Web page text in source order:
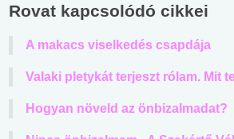
Rovat kapcsolódó cikkei
A makacs viselkedés csapdája
Valaki pletykát terjeszt rólam. Mit
Hogyan növeld az önbizalmadat?